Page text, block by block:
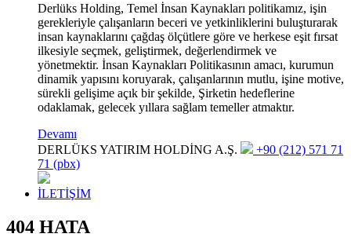
Derlüks Holding, Temel İnsan Kaynakları politikamız, işin
gerekleriyle çalışanların beceri ve yetkinliklerini buluşturarak
insan kaynaklarını çağdaş ölçütlere göre ve herkese eşit fırsat
ilkesiyle seçmek, geliştirmek, değerlendirmek ve
yönetmektir. İnsan Kaynakları Politikasının amacı, kurumun
dinamik yapısını koruyarak, çalışanlarının mutlu, işine motive,
sürekli gelişime açık bir şekilde, Şirketin hedeflerine
odaklamak, gelecek yıllara sağlam temeller atmaktır.
Devamı
DERLÜKS YATIRIM HOLDİNG A.Ş.
+90 (212) 571 71
71 (pbx)
İLETİŞİM
404 HATA